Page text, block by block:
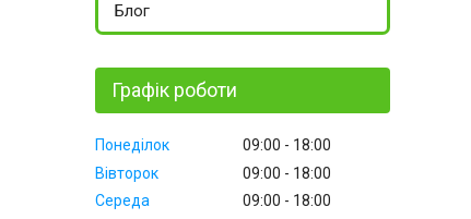
Блог
Графік роботи
Понеділок 09:00
18:00
Вівторок
09:00
18:00
Середа
09:00
18:00